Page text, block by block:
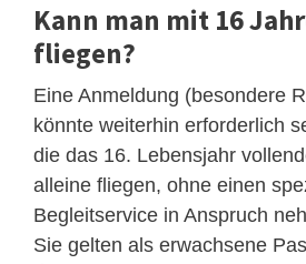
Kann man mit 16
fliegen?
Eine Anmeldung (besondere
könnte weiterhin erforderlich
die das 16. Lebensjahr
alleine fliegen, ohne einen
Begleitservice in Anspruch
Sie gelten als erwachsene